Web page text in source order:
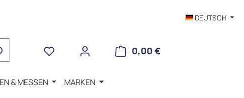
DEUTSCH
0,00 €WARENKORB
& MESSEN MARKEN